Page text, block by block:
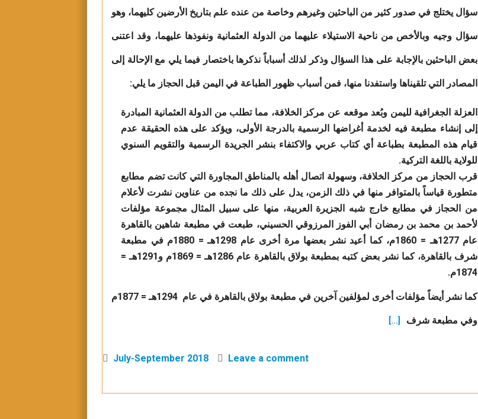
سؤال يختلج في صدور كثير من الباحثين وغيرهم وخاصة من عنده علم بتاريخ الأرضين كليهما، وهو
سؤال وجيه وبالأخص من ناحية الاستيلاء عليهما من الدولة العثمانية ونفوذها عليهما، وقد اعتنى
بعض الباحثين بالإجابة على هذا السؤال وذكر لذلك أسباباً نذكرها باختصار فيما يلي مع الإحالة إلى
المصادر التي تلقيناها واستفدنا منها، فمن أسباب ظهور الطباعة في اليمن قبل الحجاز ما يلي:
العزلة الجغرافية لليمن وبُعد موقعه عن مركز الخلافة، مما تطلب من الدولة العثمانية المبادرة
إلى إنشاء مطبعة فيه لخدمة أغراضها الرسمية بالدرجة الأولى، ويؤكد على هذه الحقيقة عدم
قيام هذه المطبعة بطباعة أي كتاب عربي والاكتفاء بنشر الجريدة الرسمية والتقويم السنوي
للولاية باللغة التركية.
قرب الحجاز من مركز الخلافة، وسهولة اتصال أهله بالمناطق المجاورة التي كانت تضم مطابع
متطورة قياساً بالمتوافر منها في ذلك الزمن، يدل على ذلك ما نجده من عناوين نشرت لأعلام
من الحجاز في مطابع خارج شبه الجزيرة العربية، منها على سبيل المثال مجموعة مؤلفات
لأحمد بن محمد بن رمضان أبي الفوز المرزوقي الحسيني، طبعت في مطبعة شاهين بالقاهرة
عام 1277هـ = 1860م، كما أعيد نشر بعضها مرة أخرى عام 1298هـ = 1880م في مطبعة
شرف بالقاهرة، كما نشر بعض كتبه بمطبعة بولاق بالقاهرة عام 1286هـ = 1869م و1291هـ =
1874م.
كما نشر أيضاً مؤلفات أخرى لمؤلفين آخرين في مطبعة بولاق بالقاهرة في عام 1294هـ = 1877م
وفي مطبعة شرف [...]
July-September 2018 Leave a comment